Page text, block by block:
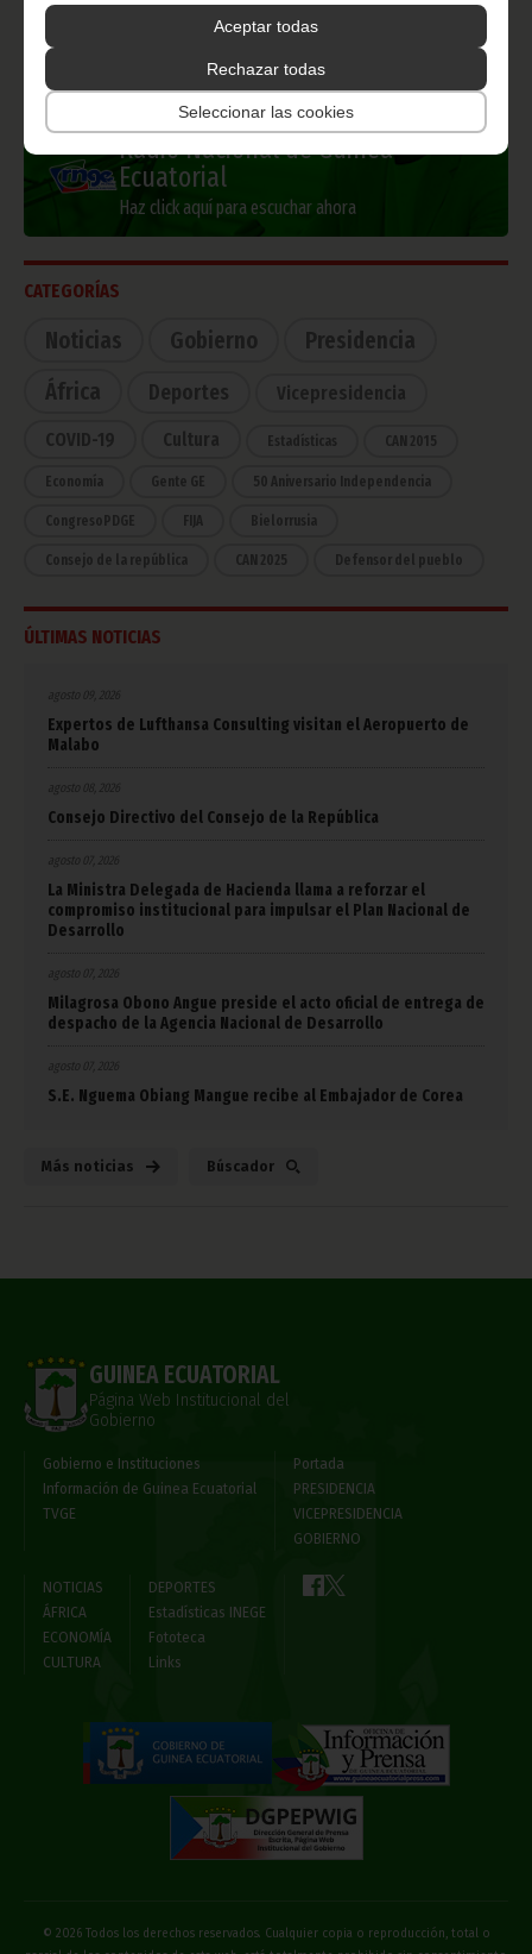
Aceptar todas
Rechazar todas
Seleccionar las cookies
Radio Nacional de Guinea
Ecuatorial
Haz click aquí para escuchar ahora
CATEGORÍAS
Noticias Gobierno
Presidencia
África
Deportes Vicepresidencia
COVID-19 Cultura Estadísticas CAN 2015
Economía Gente GE 50 Aniversario Independencia
CongresoPDGE FIJA Bielorrusia
Consejo de la república CAN 2025 Defensor del pueblo
ÚLTIMAS NOTICIAS
agosto 09, 2026
Expertos de Lufthansa Consulting visitan el Aeropuerto de
Malabo
Consejo Directivo del Consejo de la República
agosto 07, 2026
La Ministra Delegada de Hacienda llama a reforzar el
compromiso institucional para impulsar el Plan Nacional de
Desarrollo
agosto 07, 2026
Milagrosa Obono Angue preside el acto oficial de entrega de
despacho de la Agencia Nacional de Desarrollo
agosto 07, 2026
S.E. Nguema Obiang Mangue recibe al Embajador de Corea
Más noticias Búscador
GUINEA ECUATORIAL
Página Web Institucional del
Gobierno
Gobierno e Instituciones
Información de Guinea Ecuatorial
TVGE
Portada
PRESIDENCIA
VICEPRESIDENCIA
GOBIERNO
NOTICIAS
ÁFRICA
ECONOMÍA
CULTURA
DEPORTES
Estadísticas INEGE
Fototeca
Links
© 2026 Todos los derechos reservados. Cualquier copia o reproducción, total o